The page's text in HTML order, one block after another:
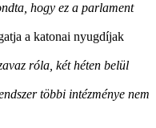
hogy ez a parlament
a katonai nyugdíjak
róla, két héten belül
többi intézménye nem